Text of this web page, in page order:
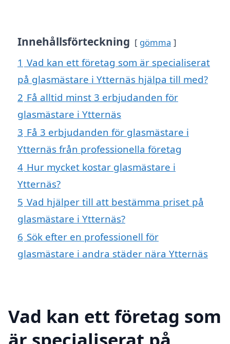
Innehållsförteckning gömma
1 Vad kan ett företag som är specialiserat
på glasmästare i Ytternäs hjälpa till med?
2 Få alltid minst 3 erbjudanden för
glasmästare i Ytternäs
3 Få 3 erbjudanden för glasmästare i
Ytternäs från professionella företag
4 Hur mycket kostar glasmästare i
Ytternäs?
5 Vad hjälper till att bestämma priset på
glasmästare i Ytternäs?
6 Sök efter en professionell för
glasmästare i andra städer nära Ytternäs
Vad kan ett företag som